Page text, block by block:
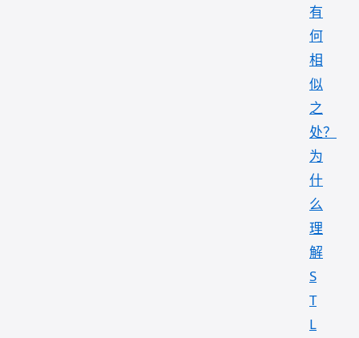
有
何
相
似
之
处？
为
什
么
理
解
S
T
L